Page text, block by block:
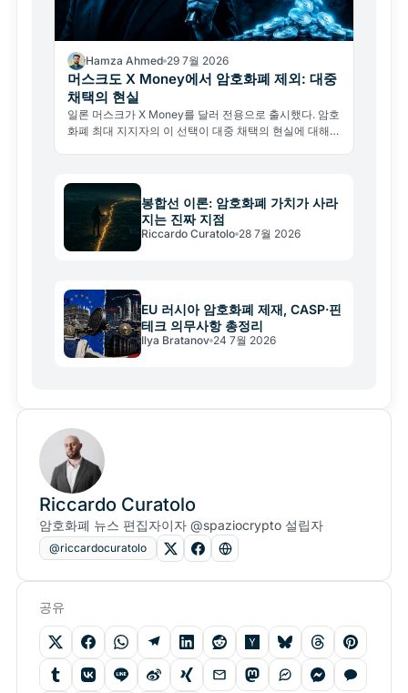
Hamza Ahmed 29 7월 2026
머스크도 X Money에서 암호화폐 제외: 대중
채택의 현실
일론 머스크가 X Money를 달러 전용으로 출시했다. 암호
화폐 최대 지지자의 이 선택이 대중 채택의 현실에 대해
봉합선 이론: 암호화폐 가치가 사라
지는 진짜 지점
Riccardo Curatolo 28 7월 2026
EU 러시아 암호화폐 제재, CASP·핀
테크 의무사항 총정리
Ilya Bratanov 24 7월 2026
Riccardo Curatolo
암호화폐 뉴스 편집자이자 @spaziocrypto 설립자
@riccardocuratolo
공유